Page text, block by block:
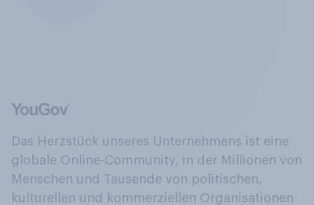
Das Herzstück unseres Unternehmens ist eine
globale Online-Community, in der Millionen von
Menschen und Tausende von politischen,
kulturellen und kommerziellen Organisationen